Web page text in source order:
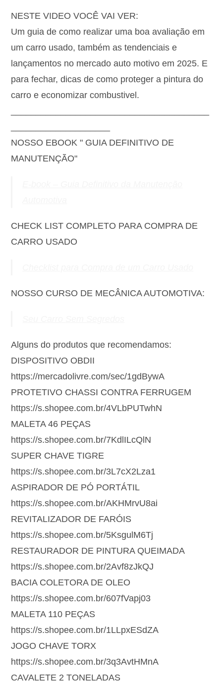
NESTE VIDEO VOCÊ VAI VER:
Um guia de como realizar uma boa avaliação em
um carro usado, também as tendenciais e
lançamentos no mercado auto motivo em 2025. E
para fechar, dicas de como proteger a pintura do
carro e economizar combustivel.
NOSSO EBOOK " GUIA DEFINITIVO DE
MANUTENÇÃO"
CHECK LIST COMPLETO PARA COMPRA DE
CARRO USADO
NOSSO CURSO DE MECÂNICA AUTOMOTIVA:
Alguns do produtos que recomendamos:
DISPOSITIVO OBDII
https://mercadolivre.com/sec/1gdBywA
PROTETIVO CHASSI CONTRA FERRUGEM
https://s.shopee.com.br/4VLbPUTwhN
MALETA 46 PEÇAS
https://s.shopee.com.br/7KdlILcQlN
SUPER CHAVE TIGRE
https://s.shopee.com.br/3L7cX2Lza1
ASPIRADOR DE PÓ PORTÁTIL
https://s.shopee.com.br/AKHMrvU8ai
REVITALIZADOR DE FARÓIS
https://s.shopee.com.br/5KsgulM6Tj
RESTAURADOR DE PINTURA QUEIMADA
https://s.shopee.com.br/2Avf8zJkQJ
BACIA COLETORA DE OLEO
https://s.shopee.com.br/607fVapj03
MALETA 110 PEÇAS
https://s.shopee.com.br/1LLpxESdZA
JOGO CHAVE TORX
https://s.shopee.com.br/3q3AvtHMnA
CAVALETE 2 TONELADAS